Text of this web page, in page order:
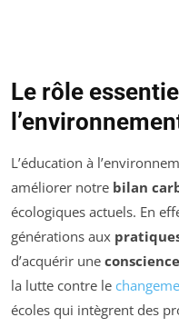
Le rôle
L’éducation à
améliorer notre bilan
écologiques actuels. En
générations aux
d’acquérir une
la lutte contre le
écoles qui intègrent des